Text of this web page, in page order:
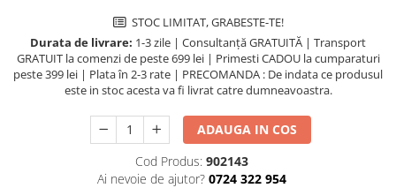
Antigel Autoturisme
Antigel Camioane
Antigel Motociclete
Antigel Utilaje
Lichide Răcire Vehicule Comerciale
STOC LIMITAT, GRABESTE-TE!
Durata de livrare: 1-3 zile | Consultanță GRATUITĂ | Transport
GRATUIT la comenzi de peste 699 lei | Primesti CADOU la cumparaturi
peste 399 lei | Plata în 2-3 rate | PRECOMANDA : De indata ce produsul
este in stoc acesta va fi livrat catre dumneavoastra.
ADAUGA IN COS
Cod Produs: 902143
Ai nevoie de ajutor? 0724 322 954